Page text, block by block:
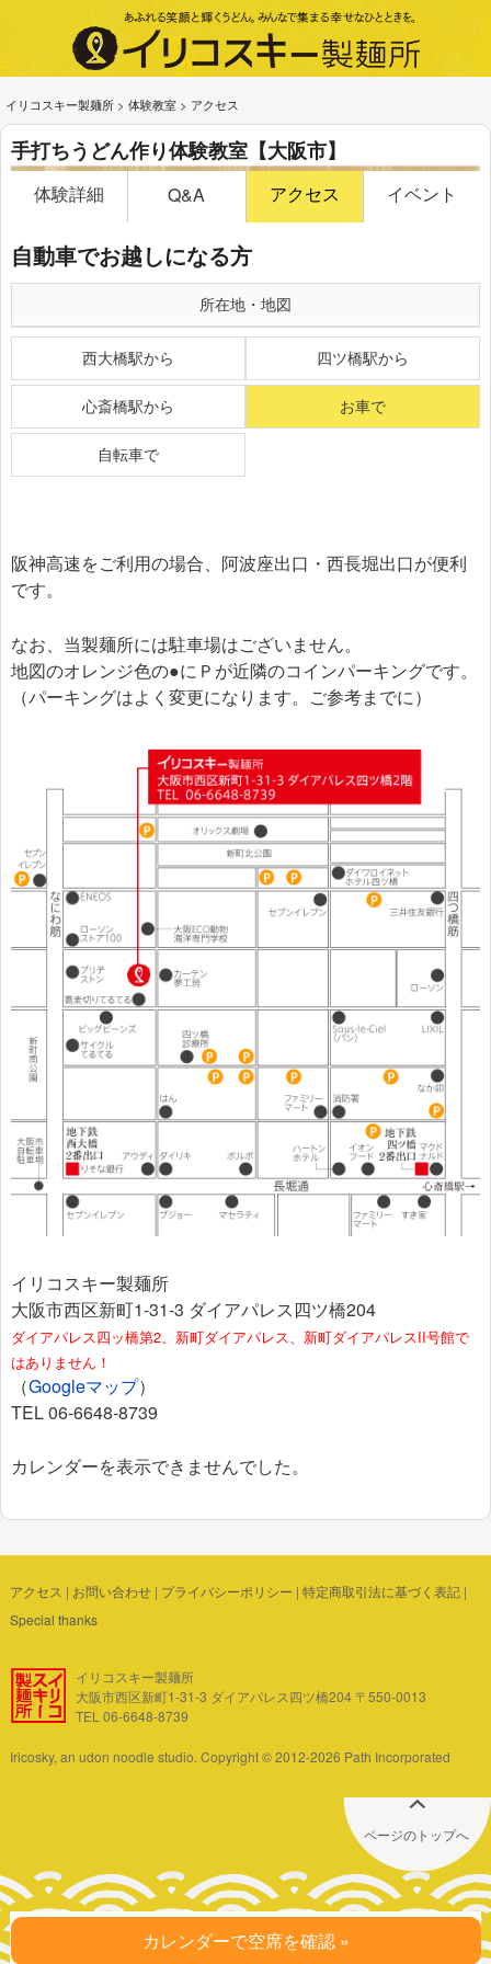
イリコスキー製麺所 > 体験教室 > アクセス
手打ちうどん作り体験教室【大阪市】
体験詳細 Q&A アクセス イベント
自動車でお越しになる方
所在地・地図
西大橋駅から 四ツ橋駅から
心斎橋駅から お車で
自転車で
カレンダーで空席を確認 »
阪神高速をご利用の場合、阿波座出口・西長堀出口が便利
です。
なお、当製麺所には駐車場はございません。
地図のオレンジ色の●にＰが近隣のコインパーキングです。
（パーキングはよく変更になります。ご参考までに）
イリコスキー製麺所
大阪市西区新町1-31-3 ダイアパレス四ツ橋204
ダイアパレス四ッ橋第2、新町ダイアパレス、新町ダイアパレスII号館で
はありません！
（Googleマップ）
TEL 06-6648-8739
カレンダーを表示できませんでした。
アクセス | お問い合わせ| プライバシーポリシー | 特定商取引法に基づく表記|
Special thanks
イリコスキー製麺所
大阪市西区新町1-31-3 ダイアパレス四ツ橋204 〒550-0013
TEL 06-6648-8739
Iricosky, an udon noodle studio. Copyright © 2012-2026 Path Incorporated
ページのトップへ